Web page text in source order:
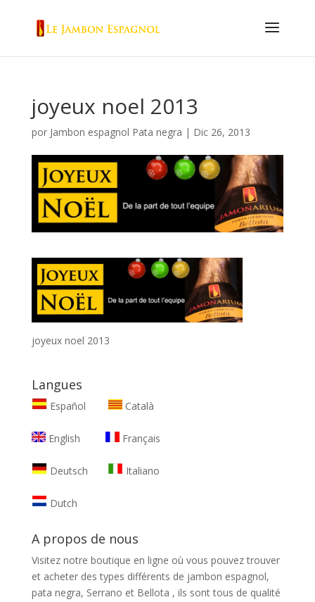
joyeux noel 2013
por Jambon espagnol Pata negra | Dic 26, 2013
joyeux noel 2013
Langues
Español Català
English Français
Deutsch Italiano
Dutch
A propos de nous
Visitez notre boutique en ligne où vous pouvez trouver
et acheter des types différents de jambon espagnol,
pata negra, Serrano et Bellota , ils sont tous de qualité